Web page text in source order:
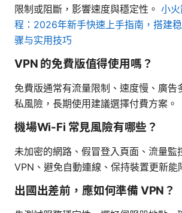
限制或阻斷，影響速度與穩定性。 小
程：2026年新手快速上手指南，搭建
骤与实用技巧
VPN 的免費版值得使用嗎？
免費版通常有流量限制、速度慢、廣告
私風險，長期使用建議選擇付費方案。
機場Wi-Fi 常見風險有哪些？
未加密的網路、假冒登入頁面、流量監
VPN、避免自動連線、保持裝置更新能
出國出差前，應如何準備 VPN？